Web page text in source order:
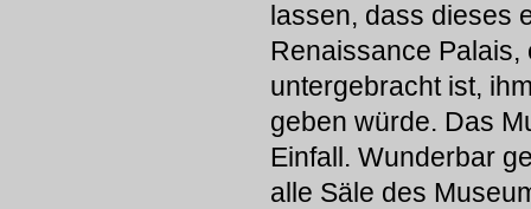
lassen, dass dieses
Renaissance
untergebracht ist,
geben würde. Das
Einfall. Wunderbar
alle Säle des